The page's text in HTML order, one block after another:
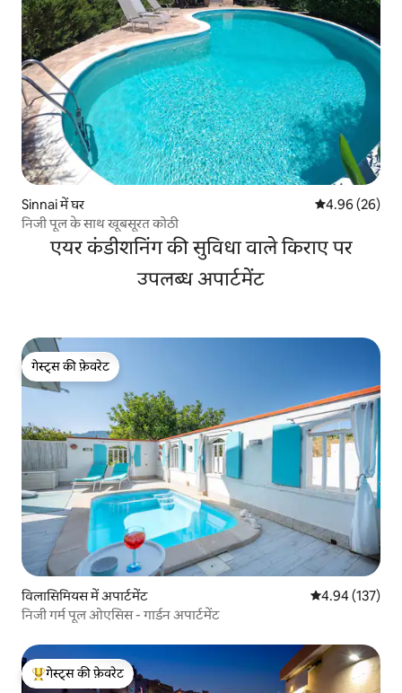
Sinnai में घर औसत रेटिंग 5 में
4.96 (26)
निजी पूल के साथ खूबसूरत कोठी
एयर कंडीशनिंग की सुविधा वाले किराए पर
उपलब्ध अपार्टमेंट
गेस्ट्स की फ़ेवरेट
गेस्ट्स की फ़ेवरेट
विलासिमियस में अपार्टमेंट औसत रेटिंग 5 में से
4.94 (137)
निजी गर्म पूल ओएसिस - गार्डन अपार्टमेंट
गेस्ट्स का टॉप फ़ेवरेट
गेस्ट्स की फ़ेवरेट